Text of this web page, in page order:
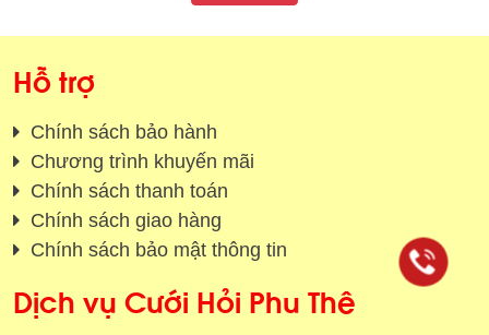
Hỗ trợ
Chính sách bảo hành
Chương trình khuyến mãi
Chính sách thanh toán
Chính sách giao hàng
Chính sách bảo mật thông tin
Dịch vụ Cưới Hỏi Phu Thê